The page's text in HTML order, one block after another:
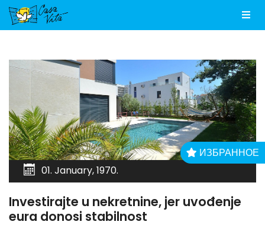
ИЗБРАННОЕ
01. January, 1970.
Investirajte u nekretnine, jer uvođenje
eura donosi stabilnost